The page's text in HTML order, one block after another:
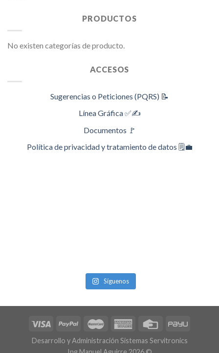
PRODUCTOS
No existen categorías de producto.
ACCESOS
Sugerencias o Peticiones (PQRS) 📝
Línea Gráfica ✅✍️
Documentos 🚩
Política de privacidad y tratamiento de datos 🗒️💼
Síguenos
Desarrollo y Administración Sistemas Servitronics